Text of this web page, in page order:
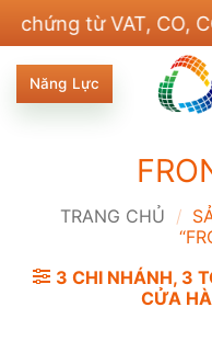
nội
dung
từ VAT, CO, CQ,
Năng Lực
TRANG CHỦ /
3 CHI NHÁNH, 3
CỬA